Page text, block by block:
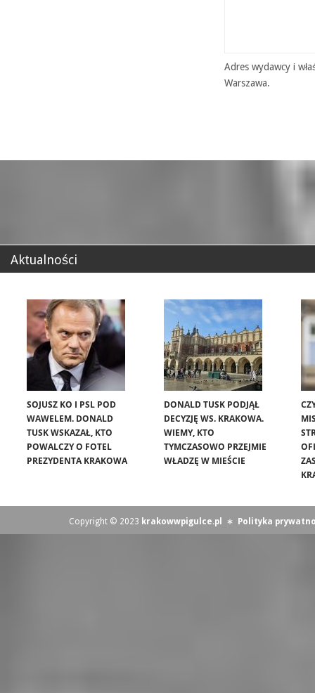
Adres wydawcy i
Warszawa.
Aktualności
SOJUSZ KO I PSL POD
WAWELEM. DONALD
TUSK WSKAZAŁ, KTO
POWALCZY O FOTEL
PREZYDENTA KRAKOWA
DONALD TUSK PODJĄŁ
DECYZJĘ WS. KRAKOWA.
WIEMY, KTO
TYMCZASOWO PRZEJMIE
WŁADZĘ W MIEŚCIE
Copyright © 2023 krakowwpigulce.pl ∗ Polityka